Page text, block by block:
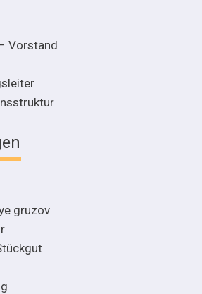
Vorstand
gruzov